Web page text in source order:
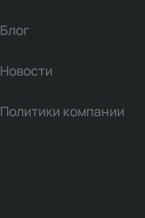
Блог
Новости
Политики компании